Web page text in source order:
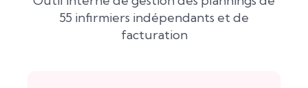
55 infirmiers indépendants et de
facturation